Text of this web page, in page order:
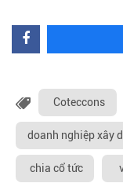
Coteccons
doanh nghiệp xây
chia cổ tức